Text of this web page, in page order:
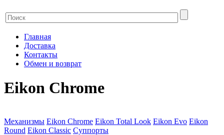
Главная
Доставка
Контакты
Обмен и возврат
Eikon Chrome
Механизмы Eikon Chrome Eikon Total Look Eikon Evo Eikon
Round Eikon Classic Суппорты